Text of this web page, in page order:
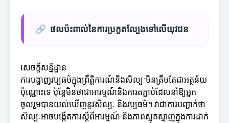
🔗 ផលប៉ះពាល់នៃការប្រកួតល្បែងទៅលើយុវជន
សេចក្តីសន្និដ្ឋាន
ការបង្ហាញវប្បធម៌ក្នុងព្រឹត្តិការណ៍និងសិល្បៈមិនត្រឹមតែជាអត្ថន័យ
ប៉ុណ្ណោះទេ ប៉ុន្តែមិនថាជាអារម្មណ៍និងការតភ្ជាប់ដែលនាំឱ្យអ្នក
ចូលរួមបានយល់ឃើញនូវសិល្បៈ និងវប្បធម៌។ វាជាការបញ្ជាក់ថា
សិល្បៈអាចបង្កើតការស្ដីពីអារម្មណ៍ និងភាពស្មុគស្មាញក្នុងការដាក់